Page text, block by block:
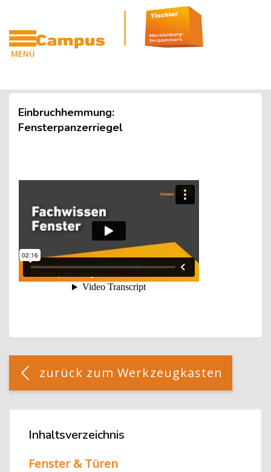
MENÜ
Zum Hauptinhalt
Blöcke
Blöcke
Einbruchhemmung:
Fensterpanzerriegel
Blöcke
[Cocoon] Custom HTML überspringen
zurück zum Werkzeugkasten
Inhaltsverzeichnis überspringen
Inhaltsverzeichnis
Fenster & Türen